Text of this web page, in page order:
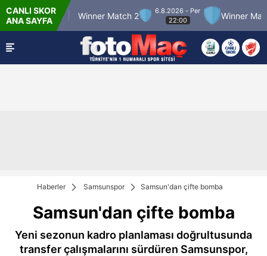
CANLI SKOR
ANA SAYFA
Match 12 Winner Match 2
6.8.2026 - Per
22:00
Winner Match
Haberler Samsunspor Samsun'dan çifte bomba
Samsun'dan çifte bomba
Yeni sezonun kadro planlaması doğrultusunda
transfer çalışmalarını sürdüren Samsunspor,